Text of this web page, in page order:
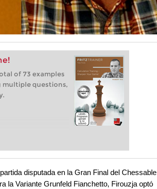
of 73 examples
multiple questions,
disputada en la Gran Final del Chessable
la Variante Grunfeld Fianchetto, Firouzja optó